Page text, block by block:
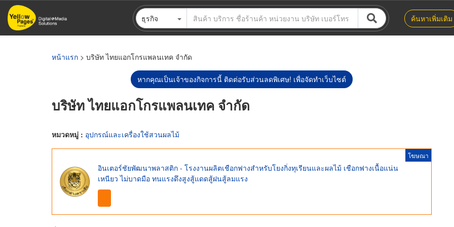
ข้าม
ไป
ธุรกิจ ค้นหาเพิ่มเติม
หน้าแรก > บริษัท ไทยแอกโกรแพลนเทค จำกัด
หากคุณเป็นเจ้าของกิจการนี้ ติดต่อรับส่วนลดพิเศษ! เพื่อจัดทำเว็บไซต์
บริษัท ไทยแอกโกรแพลนเทค จำกัด
หมวดหมู่ : อุปกรณ์และเครื่องใช้สวนผลไม้
โฆษณา
อินเตอร์ชัยพัฒนาพลาสติก - โรงงานผลิตเชือกฟางสำหรับโยงกิ่งทุเรียนและผลไม้ เชือกฟางเนื้อแน่น
เหนียว ไม่บาดมือ ทนแรงดึงสูงสู้แดดสู้ฝนสู้ลมแรง